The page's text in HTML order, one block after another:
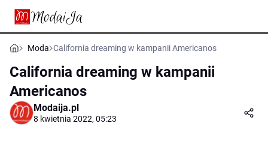
Moda California dreaming w kampanii Americanos
California dreaming w kampanii
Americanos
Modaija.pl
8 kwietnia 2022, 05:23